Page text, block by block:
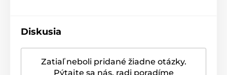
Diskusia
Zatiaľ neboli pridané žiadne otázky.
Pýtajte sa nás, radi poradíme